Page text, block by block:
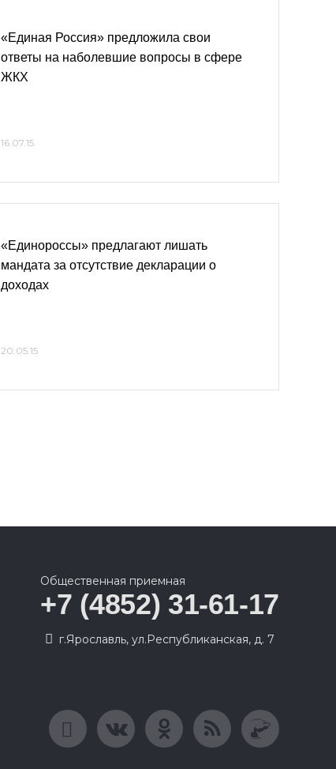
«Единая Россия» предложила свои
ответы на наболевшие вопросы в сфере
ЖКХ
16.07.15
«Единороссы» предлагают лишать
мандата за отсутствие декларации о
доходах
20.05.15
Общественная приемная
+7 (4852) 31-61-17
г.Ярославль, ул.Республиканская, д. 7